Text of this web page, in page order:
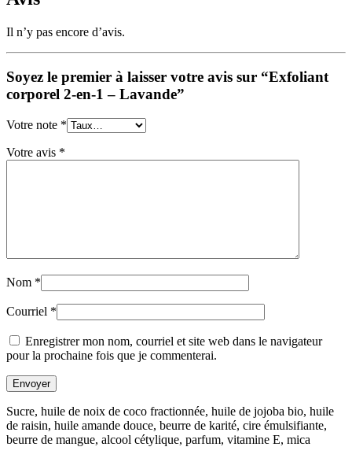
Il n’y pas encore d’avis.
Soyez le premier à laisser votre avis sur “Exfoliant
corporel 2-en-1 – Lavande”
Votre note *
Votre avis *
Nom *
Courriel *
Enregistrer mon nom, courriel et site web dans le navigateur
pour la prochaine fois que je commenterai.
Sucre, huile de noix de coco fractionnée, huile de jojoba bio, huile
de raisin, huile amande douce, beurre de karité, cire émulsifiante,
beurre de mangue, alcool cétylique, parfum, vitamine E, mica